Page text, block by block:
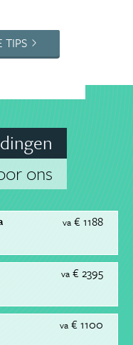
TIPS
ons
va € 1188
va € 2395
va € 1100